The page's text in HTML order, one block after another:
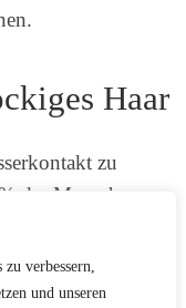
verbessern,
und unseren
Haar
zu
der Menschen
Wasserrutsche